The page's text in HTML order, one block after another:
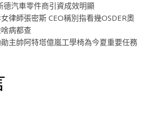
德汽車零件商引資成效明顯
律師張密斯 CEO稱別指看幾OSDER奧
病都查
主帥阿特塔億嵐工學椅為今夏重要任務